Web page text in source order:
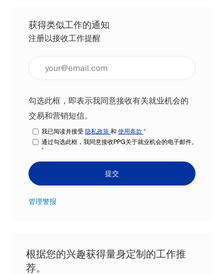
获得类似工作的通知
注册以接收工作提醒
勾选此框，即表示我同意接收有关就业机会的
交易和营销短信。
我已阅读并接受 隐私政策 和 使用条款 *
通过勾选此框，我同意接收PPG关于就业机会的电子邮件。
*
提交
管理警报
根据您的兴趣获得量身定制的工作推
荐。